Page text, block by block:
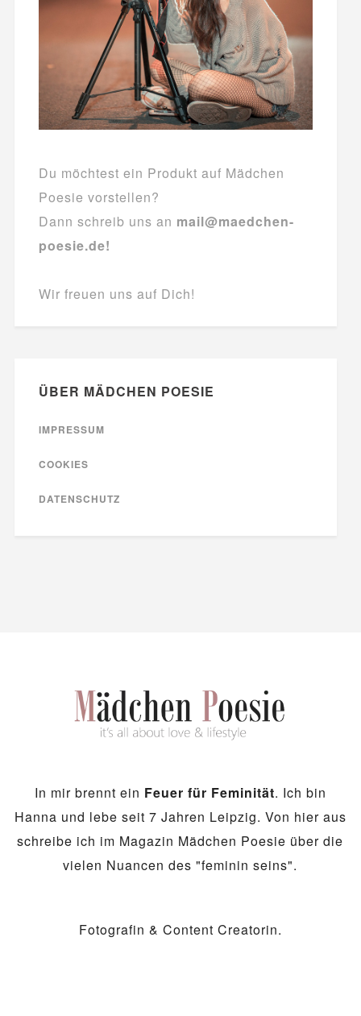
Du möchtest ein Produkt auf Mädchen
Poesie vorstellen?
Dann schreib uns an mail@maedchen-
poesie.de!
Wir freuen uns auf Dich!
ÜBER MÄDCHEN POESIE
IMPRESSUM
COOKIES
DATENSCHUTZ
In mir brennt ein Feuer für Feminität. Ich bin
Hanna und lebe seit 7 Jahren Leipzig. Von hier aus
schreibe ich im Magazin Mädchen Poesie über die
vielen Nuancen des "feminin seins".
Fotografin & Content Creatorin.